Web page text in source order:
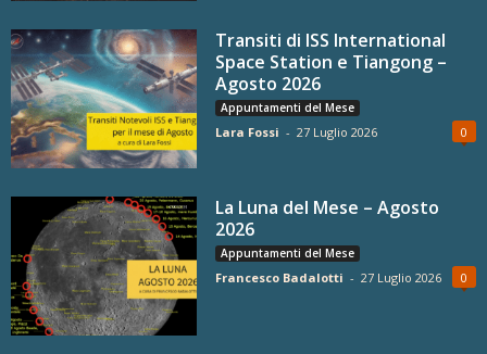
Transiti di ISS International
Space Station e Tiangong –
Agosto 2026
Appuntamenti del Mese
Lara Fossi - 27 Luglio 2026 0
La Luna del Mese – Agosto
2026
Appuntamenti del Mese
Francesco Badalotti - 27 Luglio 2026 0